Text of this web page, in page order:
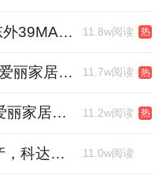
冲刺2026年末开业！东外39MALL全球招商启幕，重构东直门商圈格局 11.8w阅读 热
跨界存储测试未落定，爱丽家居复牌前自揭多重风险 11.7w阅读 热
9连板后复牌再涨停！爱丽家居市盈率318倍，跨界收购案尚未落地 11.2w阅读 热
溢价220%并购关联资产，科达制造近75亿元重组被否 11.0w阅读